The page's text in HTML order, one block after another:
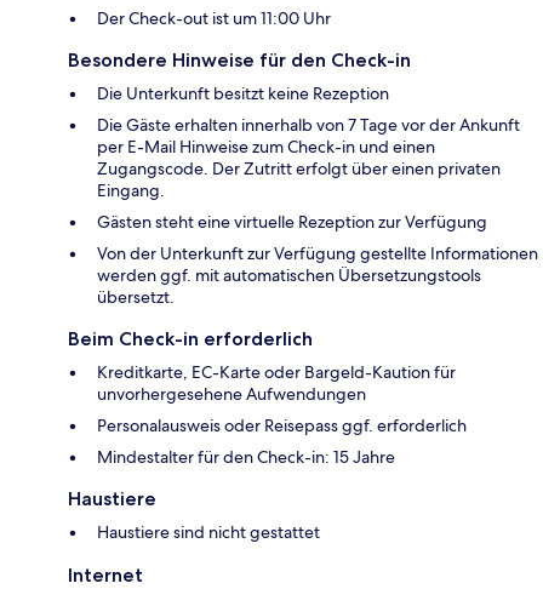
Der Check-out ist um 11:00 Uhr
Besondere Hinweise für den Check-in
Die Unterkunft besitzt keine Rezeption
Die Gäste erhalten innerhalb von 7 Tage vor der Ankunft
per E-Mail Hinweise zum Check-in und einen
Zugangscode. Der Zutritt erfolgt über einen privaten
Eingang.
Gästen steht eine virtuelle Rezeption zur Verfügung
Von der Unterkunft zur Verfügung gestellte Informationen
werden ggf. mit automatischen Übersetzungstools
übersetzt.
Beim Check-in erforderlich
Kreditkarte, EC-Karte oder Bargeld-Kaution für
unvorhergesehene Aufwendungen
Personalausweis oder Reisepass ggf. erforderlich
Mindestalter für den Check-in: 15 Jahre
Haustiere
Haustiere sind nicht gestattet
Internet